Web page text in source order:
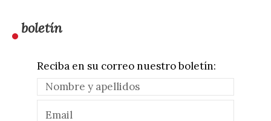
boletín
Reciba en su correo nuestro boletín: